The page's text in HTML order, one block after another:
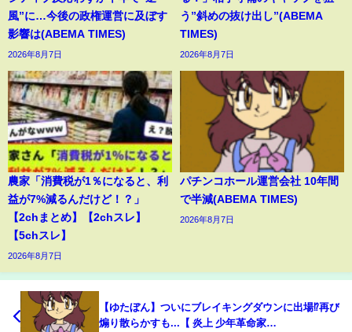
風”に…今後の政権運営に及ぼす
影響は(ABEMA TIMES)
2026年8月7日
う”斜めの抜け出し”(ABEMA
TIMES)
2026年8月7日
農家「消費税が1％になると、利
益が7%減るんだけど！？」
【2chまとめ】【2chスレ】
【5chスレ】
2026年8月7日
パチンコホール運営会社 10年間
で半減(ABEMA TIMES)
2026年8月7日
【ゆたぼん】ついにブレイキングダウンに出場⁉再び
煽り散らかすも...【 炎上 少年革命家